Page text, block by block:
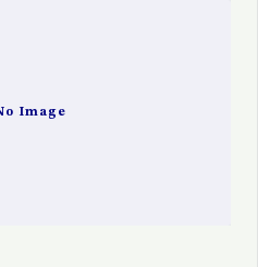
Image